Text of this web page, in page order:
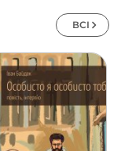
ВСІ